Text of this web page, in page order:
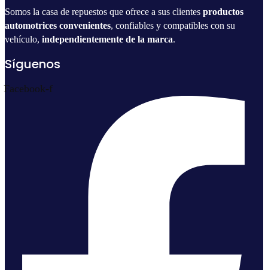
Somos la casa de repuestos que ofrece a sus clientes productos
automotrices convenientes, confiables y compatibles con su
vehículo, independientemente de la marca.
Síguenos
Facebook-f